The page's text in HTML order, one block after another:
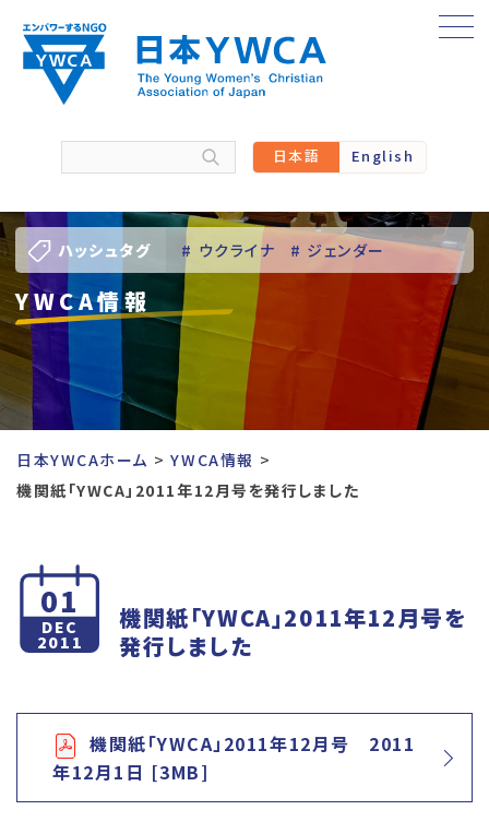
content
日本語 English
ハッシュタグ # ウクライナ # ジェンダー
# バーチャル訪問
# 人権 # 国際協力
# 地域YWCA
# 東日本大震災被災者支援
# 若い女性のリーダーシップ
YWCA情報
日本YWCAホーム
YWCA情報
機関紙「YWCA」2011年12月号を発行しました
01
DEC
2011
機関紙「YWCA」2011年12月号を
発行しました
機関紙「YWCA」2011年12月号 2011
年12月1日 [3MB]